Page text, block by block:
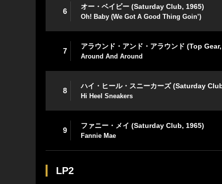
6
オー・ベイビー (Saturday Club, 1965)
Oh! Baby (We Got A Good Thing Goin’)
7
アラウンド・アンド・アラウンド (Top
Around And Around
8
ハイ・ヒール・スニーカーズ (Saturday
Hi Heel Sneakers
9
ファニー・メイ (Saturday Club, 1965)
Fannie Mae
LP2